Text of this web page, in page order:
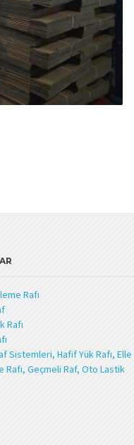
Rafı
Rafı
Sistemleri, Hafif Yük Rafı, Elle
Rafı, Geçmeli Raf, Oto Lastik